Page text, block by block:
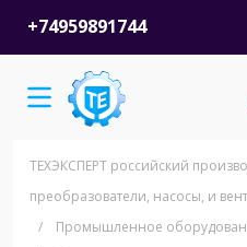
+74959891744
ТЕХЭКСПЕРТ российский
преобразователи, насосы, и
/
Промышленное